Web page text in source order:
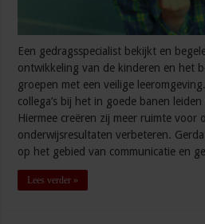
Een gedragsspecialist bekijkt en
ontwikkeling van de kinderen en het
groepen met een veilige
collega’s bij het in goede banen
Hiermee creëren zij meer ruimte voor
onderwijsresultaten verbeteren.
op het gebied van communicatie en
Lees verder »